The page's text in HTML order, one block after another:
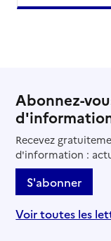
Abonnez-
Recevez
d'information :
S'abonner
Voir toutes les